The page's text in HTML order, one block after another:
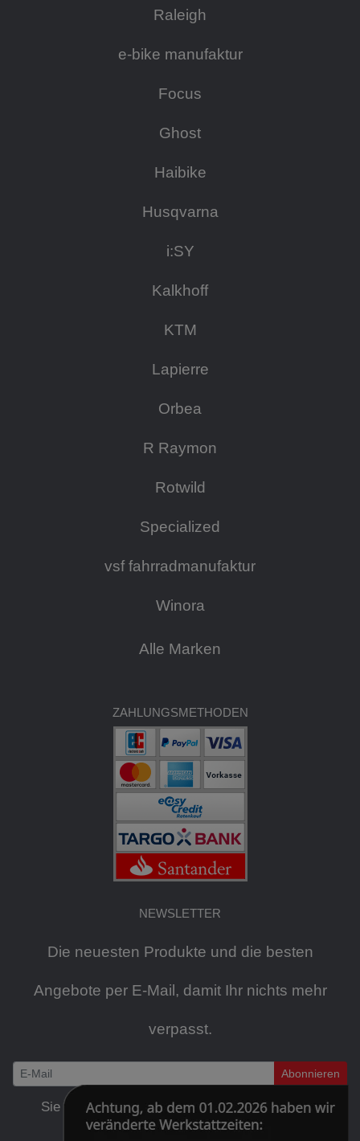
Raleigh
e-bike manufaktur
Focus
Ghost
Haibike
Husqvarna
i:SY
Kalkhoff
KTM
Lapierre
Orbea
R Raymon
Rotwild
Specialized
vsf fahrradmanufaktur
Winora
Alle Marken
ZAHLUNGSMETHODEN
NEWSLETTER
Die neuesten Produkte und die besten
Angebote per E-Mail, damit Ihr nichts mehr
verpasst.
Abonnieren
Sie können den Newsletter jederzeit kostenlos